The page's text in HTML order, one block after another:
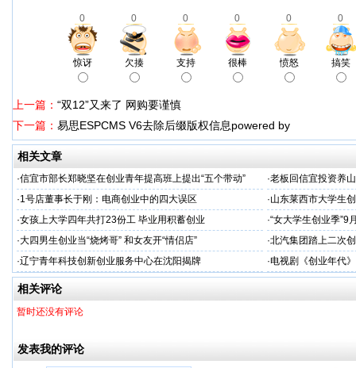
0 0 0 0 0 0
惊讶 欠揍 支持 很棒 愤怒 搞笑
上一篇： “双12”又来了 网购要谨慎
下一篇： 易思ESPCMS V6去除后缀版权信息powered by
相关文章
·信宜市部长郑晓坚在创业青年提高班上提出“五个带动” ·老板回信宜投资养
·1号店董事长于刚：电商创业中的四大误区 ·山东莱西市大学生
·女孩上大学四年共打23份工 毕业用积蓄创业 ·“女大学生创业季”9
·大四男生创业当“烧烤哥” 和女友开“情侣店” ·北汽集团踏上二次
·辽宁青年科技创新创业服务中心在沈阳揭牌 ·电视剧《创业年代
相关评论
暂时还没有评论
发表我的评论